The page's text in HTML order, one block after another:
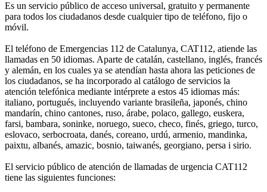
Es un servicio público de acceso universal, gratuito y permanente
para todos los ciudadanos desde cualquier tipo de teléfono, fijo o
móvil.
El teléfono de Emergencias 112 de Catalunya, CAT112, atiende las
llamadas en 50 idiomas. Aparte de catalán, castellano, inglés, francés
y alemán, en los cuales ya se atendían hasta ahora las peticiones de
los ciudadanos, se ha incorporado al catálogo de servicios la
atención telefónica mediante intérprete a estos 45 idiomas más:
italiano, portugués, incluyendo variante brasileña, japonés, chino
mandarín, chino cantones, ruso, árabe, polaco, gallego, euskera,
farsi, bambara, soninke, noruego, sueco, checo, finés, griego, turco,
eslovaco, serbocroata, danés, coreano, urdú, armenio, mandinka,
paixtu, albanés, amazic, bosnio, taiwanés, georgiano, persa i sirio.
El servicio público de atención de llamadas de urgencia CAT112
tiene las siguientes funciones: